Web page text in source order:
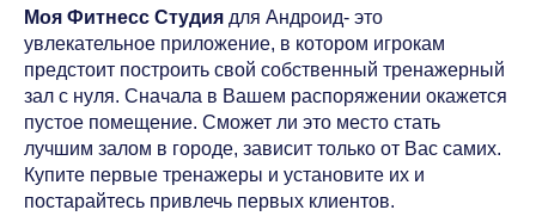
Моя Фитнесс Студия для Андроид- это
увлекательное приложение, в котором игрокам
предстоит построить свой собственный тренажерный
зал с нуля. Сначала в Вашем распоряжении окажется
пустое помещение. Сможет ли это место стать
лучшим залом в городе, зависит только от Вас самих.
Купите первые тренажеры и установите их и
постарайтесь привлечь первых клиентов.